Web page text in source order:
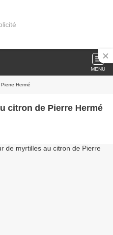
MENU
Hermé
citron de Pierre Hermé